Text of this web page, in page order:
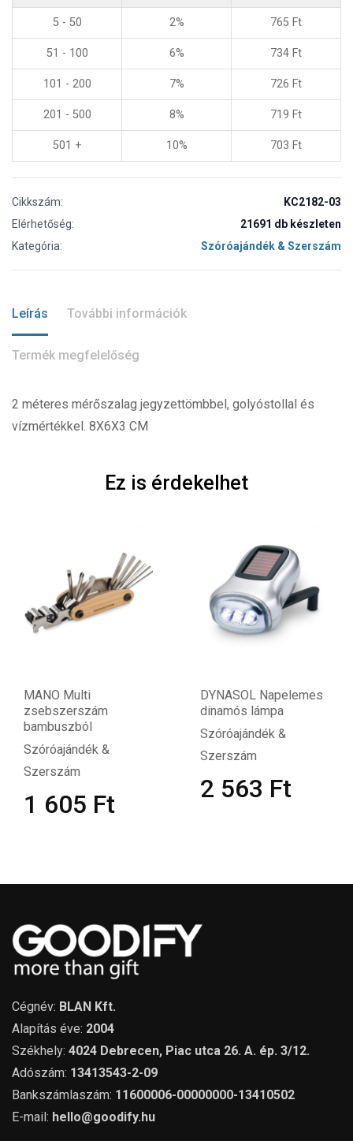
5 - 50 2% 765 Ft
51 - 100 6% 734 Ft
101 - 200 7% 726 Ft
201 - 500 8% 719 Ft
501 + 10% 703 Ft
Cikkszám:
KC2182-03
Elérhetőség:
21691 db készleten
Kategória:
Szóróajándék & Szerszám
Leírás További információk
Termék megfelelőség
2 méteres mérőszalag jegyzettömbbel, golyóstollal és
vízmértékkel. 8X6X3 CM
Ez is érdekelhet
MANO Multi
zsebszerszám
bambuszból
Szóróajándék &
Szerszám
1 605 Ft
DYNASOL Napelemes
dinamós lámpa
Szóróajándék &
Szerszám
2 563 Ft
Cégnév: BLAN Kft.
Alapítás éve: 2004
Székhely: 4024 Debrecen, Piac utca 26. A. ép. 3/12.
Adószám: 13413543-2-09
Bankszámlaszám: 11600006-00000000-13410502
E-mail: hello@goodify.hu